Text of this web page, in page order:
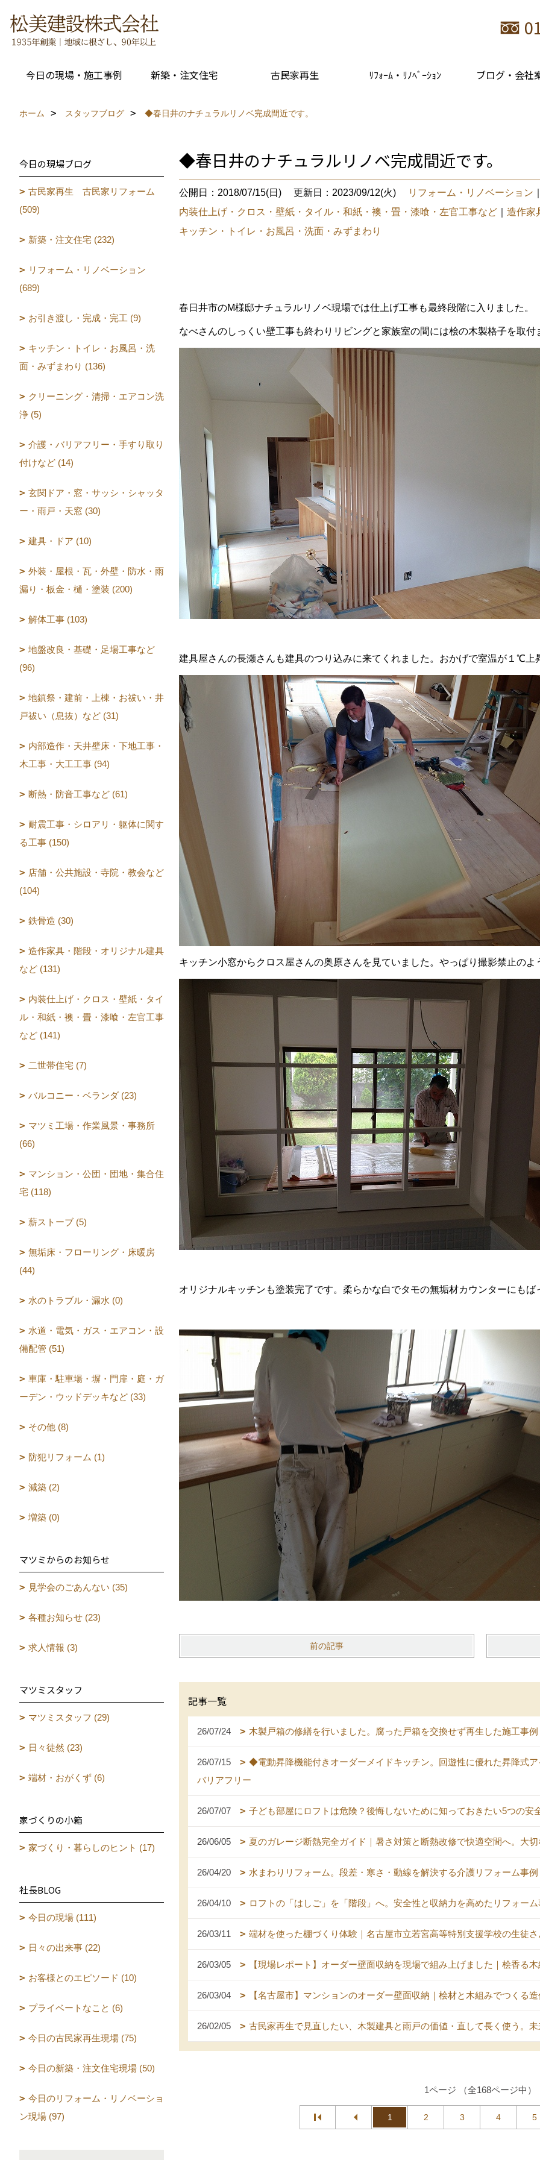
今日の現場・施工事例 新築・注文住宅 古民家再生 ﾘﾌｫｰﾑ・ﾘﾉﾍﾞｰｼｮﾝ ブログ・会社
ホーム スタッフブログ ◆春日井のナチュラルリノベ完成間近です。
◆春日井のナチュラルリノベ完成間近です。
公開日：2018/07/15(日) 更新日：2023/09/12(火) リフォーム・リノベーション
内装仕上げ・クロス・壁紙・タイル・和紙・襖・畳・漆喰・左官工事など
造作家
キッチン・トイレ・お風呂・洗面・みずまわり
春日井市のM様邸ナチュラルリノベ現場では仕上げ工事も最終段階に入りました。
なべさんのしっくい壁工事も終わりリビングと家族室の間には桧の木製格子を取付
建具屋さんの長瀬さんも建具のつり込みに来てくれました。おかげで室温が１℃上
キッチン小窓からクロス屋さんの奥原さんを見ていました。やっぱり撮影禁止のよ
オリジナルキッチンも塗装完了です。柔らかな白でタモの無垢材カウンターにもば
前の記事
記事一覧
26/07/24 木製戸箱の修繕を行いました。腐った戸箱を交換せず再生した施工事
26/07/15
◆電動昇降機能付きオーダーメイドキッチン。回遊性に優れた昇降式
バリアフリー
26/07/07 子ども部屋にロフトは危険？後悔しないために知っておきたい5つの安
26/06/05 夏のガレージ断熱完全ガイド｜暑さ対策と断熱改修で快適空間へ。大
26/04/20 水まわりリフォーム。段差・寒さ・動線を解決する介護リフォーム事例
26/04/10 ロフトの「はしご」を「階段」へ。安全性と収納力を高めたリフォー
26/03/11 端材を使った棚づくり体験｜名古屋市立若宮高等特別支援学校の生徒
26/03/05 【現場レポート】オーダー壁面収納を現場で組み上げました｜桧香る
26/03/04 【名古屋市】マンションのオーダー壁面収納｜桧材と木組みでつくる
26/02/05 古民家再生で見直したい、木製建具と雨戸の価値・直して長く使う。
1ページ （全168ページ中）
1 2 3 4 5
今日の現場ブログ
古民家再生 古民家リフォーム
(509)
新築・注文住宅 (232)
リフォーム・リノベーション
(689)
お引き渡し・完成・完工 (9)
キッチン・トイレ・お風呂・洗
面・みずまわり (136)
クリーニング・清掃・エアコン洗
浄 (5)
介護・バリアフリー・手すり取り
付けなど (14)
玄関ドア・窓・サッシ・シャッタ
ー・雨戸・天窓 (30)
建具・ドア (10)
外装・屋根・瓦・外壁・防水・雨
漏り・板金・樋・塗装 (200)
解体工事 (103)
地盤改良・基礎・足場工事など
(96)
地鎮祭・建前・上棟・お祓い・井
戸祓い（息抜）など (31)
内部造作・天井壁床・下地工事・
木工事・大工工事 (94)
断熱・防音工事など (61)
耐震工事・シロアリ・躯体に関す
る工事 (150)
店舗・公共施設・寺院・教会など
(104)
鉄骨造 (30)
造作家具・階段・オリジナル建具
など (131)
内装仕上げ・クロス・壁紙・タイ
ル・和紙・襖・畳・漆喰・左官工事
など (141)
二世帯住宅 (7)
バルコニー・ベランダ (23)
マツミ工場・作業風景・事務所
(66)
マンション・公団・団地・集合住
宅 (118)
薪ストーブ (5)
無垢床・フローリング・床暖房
(44)
水のトラブル・漏水 (0)
水道・電気・ガス・エアコン・設
備配管 (51)
車庫・駐車場・塀・門扉・庭・ガ
ーデン・ウッドデッキなど (33)
その他 (8)
防犯リフォーム (1)
減築 (2)
増築 (0)
マツミからのお知らせ
見学会のごあんない (35)
各種お知らせ (23)
求人情報 (3)
マツミスタッフ
マツミスタッフ (29)
日々徒然 (23)
端材・おがくず (6)
家づくりの小箱
家づくり・暮らしのヒント (17)
社長BLOG
今日の現場 (111)
日々の出来事 (22)
お客様とのエピソード (10)
プライベートなこと (6)
今日の古民家再生現場 (75)
今日の新築・注文住宅現場 (50)
今日のリフォーム・リノベーショ
ン現場 (97)